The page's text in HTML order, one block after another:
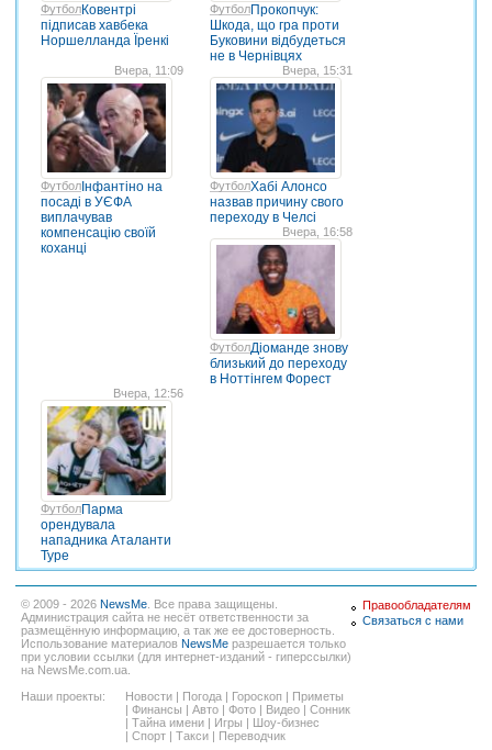
ФутболКовентрі
підписав хавбека
Норшелланда Їренкі
ФутболПрокопчук:
Шкода, що гра проти
Буковини відбудеться
не в Чернівцях
Вчера, 11:09
ФутболІнфантіно на
посаді в УЄФА
виплачував
компенсацію своїй
коханці
Вчера, 15:31
ФутболХабі Алонсо
назвав причину свого
переходу в Челсі
Вчера, 16:58
ФутболДіоманде знову
близький до переходу
в Ноттінгем Форест
Вчера, 12:56
ФутболПарма
орендувала
нападника Аталанти
Туре
© 2009 - 2026 NewsMe . Все права защищены.
Администрация сайта не несёт ответственности за
размещённую информацию, а так же ее достоверность.
Использование материалов NewsMe разрешается только
при условии ссылки (для интернет-изданий - гиперссылки)
на NewsMe.com.ua.
Наши проекты:
Новости | Погода | Гороскоп | Приметы
| Финансы | Авто | Фото | Видео | Сонник
| Тайна имени | Игры | Шоу-бизнес
| Спорт | Такси | Переводчик
Правообладателям
Связаться с нами